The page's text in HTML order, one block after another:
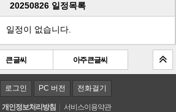
20250826 일정목록
일정이 없습니다.
큰 글씨 아주 큰 글씨
로그인 PC 버전 전화걸기
개인정보처리방침 서비스이용약관